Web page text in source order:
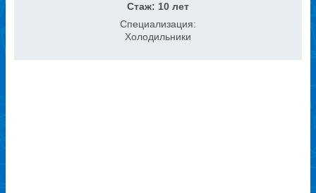
Стаж: 10 лет
Специализация:
Холодильники